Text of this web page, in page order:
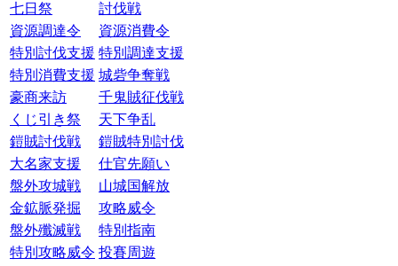
七日祭
討伐戦
資源調達令
資源消費令
特別討伐支援 特別調達支援
特別消費支援 城砦争奪戦
豪商来訪
千鬼賊征伐戦
くじ引き祭
天下争乱
鎧賊討伐戦
鎧賊特別討伐
大名家支援
仕官先願い
盤外攻城戦
山城国解放
金鉱脈発掘
攻略威令
盤外殲滅戦
特別指南
特別攻略威令 投賽周遊